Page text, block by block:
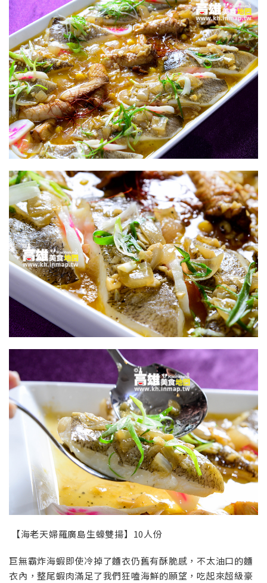
【海老天婦羅廣島生蠔雙揚】10人份
巨無霸炸海蝦即使冷掉了麵衣仍舊有酥脆感，不太油口的麵
衣內，整尾蝦肉滿足了我們狂嗑海鮮的願望，吃起來超級豪